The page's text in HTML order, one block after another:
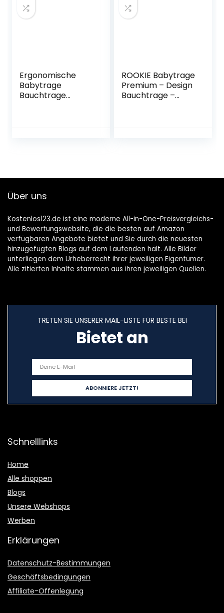
Tragemöglichkeite
n, ab Geburt bis zu
größenverstellbar,
Black Chic
Ergonomische
Babytrage
Bauchtrage
Atmungsaktive
3.5-15 kg Infant
Strap Adjustable
ROOKIE Babytrage
Premium – Design
Bauchtrage –
(Grey)
Über uns
Kostenlos123.de ist eine moderne All-in-One-Preisvergleichs-
und Bewertungswebsite, die die besten auf Amazon
verfügbaren Angebote bietet und Sie durch die neuesten
hinzugefügten Blogs auf dem Laufenden hält. Alle Bilder
unterliegen dem Urheberrecht ihrer jeweiligen Eigentümer.
Alle zitierten Inhalte stammen aus ihren jeweiligen Quellen.
TRETEN SIE UNSERER MAIL-LISTE FÜR BESTE BEI
Bietet an
Schnelllinks
Home
Alle shoppen
Blogs
Unsere Webshops
Werben
Erklärungen
Datenschutz-Bestimmungen
Geschäftsbedingungen
Affiliate-Offenlegung